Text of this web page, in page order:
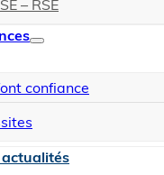
– RSE
confiance
actualités